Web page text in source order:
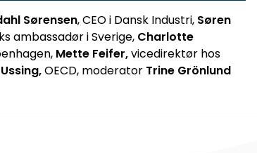
Sørensen, CEO i Dansk Industri, Søren
ambassadør i Sverige, Charlotte
Mette Feifer,vicedirektør hos
OECD, moderator Trine Grönlund